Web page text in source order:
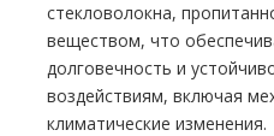
стекловолокна,
веществом, что
долговечность и
воздействиям, включая
климатические изменения.